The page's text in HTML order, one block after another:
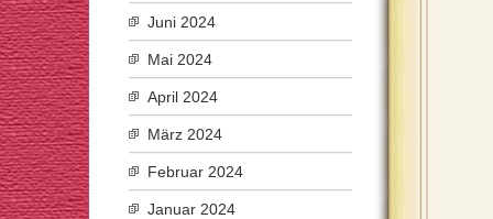
Juni 2024
Mai 2024
April 2024
März 2024
Februar 2024
Januar 2024